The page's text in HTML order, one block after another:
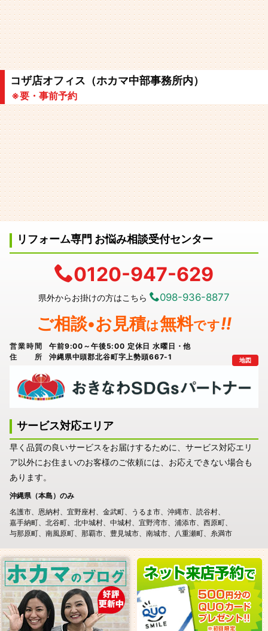
コザ店オフィス（ホカマ中部事務所内）
※要・事前予約
リフォーム専門 お悩み相談受付センター
0120-947-629
県外からお掛けの方はこちら 098-936-8877
ご相談•お見積は無料です!!
営業時間
午前9:00～午後5:00 定休日 水曜日・他
住所
沖縄県中頭郡北谷町字上勢頭667-1 地図
サービス対応エリア
早く品質の良いサービスをお届けするために、サービス対応エリ
ア以外にお住まいのお客様のご依頼には、お応えできない場合も
あります。
沖縄県（本島）のみ
名護市
恩納村 宜野座村 金武町 うるま市 沖縄市
読谷村
嘉手納町
北谷町 北中城村 中城村 宜野湾市 浦添市
西原町
与那原町
南風原町 那覇市 豊見城市 南城市 八重瀬町 糸満市